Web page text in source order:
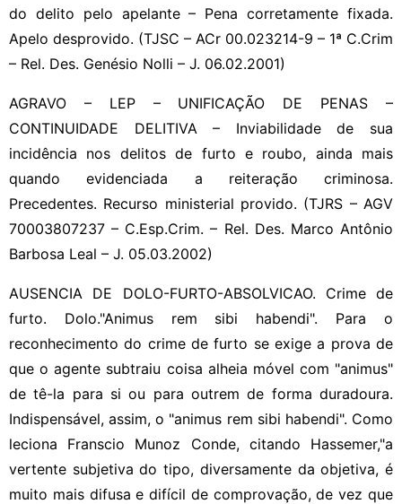
do delito pelo apelante – Pena corretamente fixada.
Apelo desprovido. (TJSC – ACr 00.023214-9 – 1ª C.Crim
– Rel. Des. Genésio Nolli – J. 06.02.2001)
AGRAVO – LEP – UNIFICAÇÃO DE PENAS –
CONTINUIDADE DELITIVA – Inviabilidade de sua
incidência nos delitos de furto e roubo, ainda mais
quando evidenciada a reiteração criminosa.
Precedentes. Recurso ministerial provido. (TJRS – AGV
70003807237 – C.Esp.Crim. – Rel. Des. Marco Antônio
Barbosa Leal – J. 05.03.2002)
AUSENCIA DE DOLO-FURTO-ABSOLVICAO. Crime de
furto. Dolo."Animus rem sibi habendi". Para o
reconhecimento do crime de furto se exige a prova de
que o agente subtraiu coisa alheia móvel com "animus"
de tê-la para si ou para outrem de forma duradoura.
Indispensável, assim, o "animus rem sibi habendi". Como
leciona Franscio Munoz Conde, citando Hassemer,"a
vertente subjetiva do tipo, diversamente da objetiva, é
muito mais difusa e difícil de comprovação, de vez que